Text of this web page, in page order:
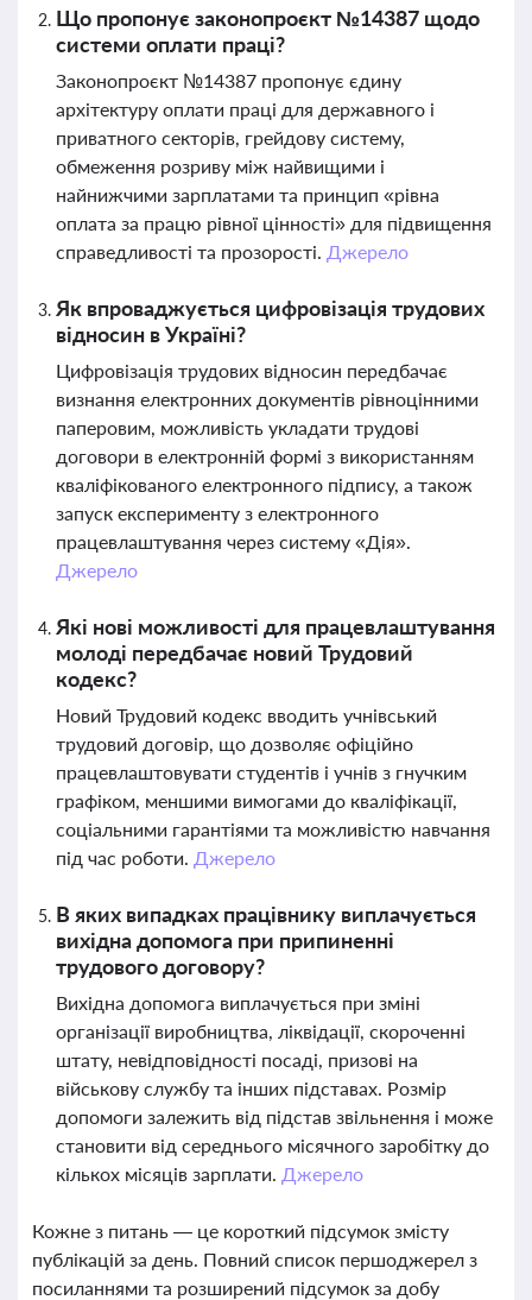
Що пропонує законопроєкт №14387 щодо
системи оплати праці?
Законопроєкт №14387 пропонує єдину
архітектуру оплати праці для державного і
приватного секторів, грейдову систему,
обмеження розриву між найвищими і
найнижчими зарплатами та принцип «рівна
оплата за працю рівної цінності» для підвищення
справедливості та прозорості. Джерело
Як впроваджується цифровізація трудових
відносин в Україні?
Цифровізація трудових відносин передбачає
визнання електронних документів рівноцінними
паперовим, можливість укладати трудові
договори в електронній формі з використанням
кваліфікованого електронного підпису, а також
запуск експерименту з електронного
працевлаштування через систему «Дія».
Джерело
Які нові можливості для працевлаштування
молоді передбачає новий Трудовий
кодекс?
Новий Трудовий кодекс вводить учнівський
трудовий договір, що дозволяє офіційно
працевлаштовувати студентів і учнів з гнучким
графіком, меншими вимогами до кваліфікації,
соціальними гарантіями та можливістю навчання
під час роботи. Джерело
В яких випадках працівнику виплачується
вихідна допомога при припиненні
трудового договору?
Вихідна допомога виплачується при зміні
організації виробництва, ліквідації, скороченні
штату, невідповідності посаді, призові на
військову службу та інших підставах. Розмір
допомоги залежить від підстав звільнення і може
становити від середнього місячного заробітку до
кількох місяців зарплати. Джерело
Кожне з питань — це короткий підсумок змісту
публікацій за день. Повний список першоджерел з
посиланнями та розширений підсумок за добу